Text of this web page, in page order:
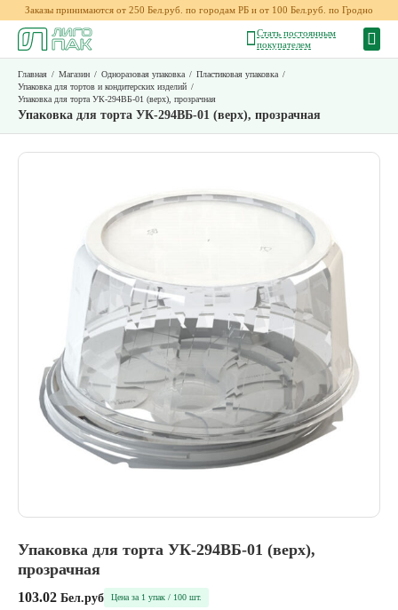
Заказы принимаются от 250 Бел.руб. по городам РБ и от 100 Бел.руб. по Гродно
Стать постоянным
покупателем
Главная / Магазин / Одноразовая упаковка / Пластиковая упаковка /
Упаковка для тортов и кондитерских изделий /
Упаковка для торта УК-294ВБ-01 (верх), прозрачная
Упаковка для торта УК-294ВБ-01 (верх), прозрачная
Упаковка для торта УК-294ВБ-01 (верх),
прозрачная
103.02 Бел.руб Цена за 1 упак / 100 шт.